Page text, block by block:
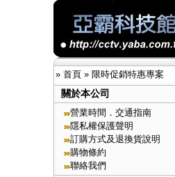
» 首頁» 限時促銷特惠專案
關於本公司
營業時間．交通指南
隱私權保護聲明
訂購方式及退換貨說明
購物條約
聯絡我們